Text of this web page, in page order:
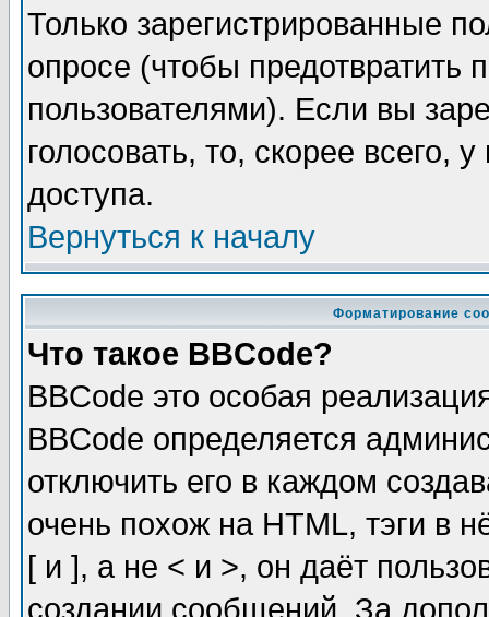
Только зарегистрированные
опросе (чтобы предотвратить
пользователями). Если вы
голосовать, то, скорее всего,
доступа.
Вернуться к началу
Форматирование
Что такое BBCode?
BBCode это особая
BBCode определяется
отключить его в каждом
очень похож на HTML, тэги в
[ и ], а не < и >, он даёт
создании сообщений. За